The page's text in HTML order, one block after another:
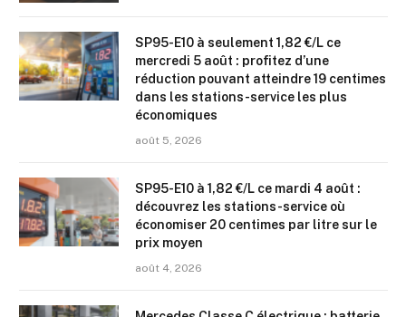
SP95-E10 à seulement 1,82 €/L ce
mercredi 5 août : profitez d’une
réduction pouvant atteindre 19 centimes
dans les stations-service les plus
économiques
août 5, 2026
SP95-E10 à 1,82 €/L ce mardi 4 août :
découvrez les stations-service où
économiser 20 centimes par litre sur le
prix moyen
août 4, 2026